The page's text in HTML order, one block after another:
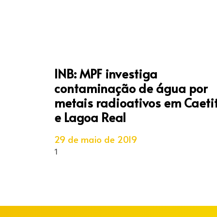
INB: MPF investiga
contaminação de água por
metais radioativos em
e Lagoa Real
29 de maio de 2019